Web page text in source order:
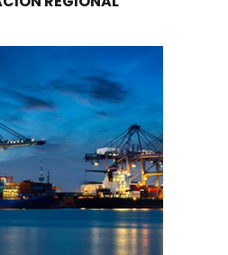
hacen especial a la